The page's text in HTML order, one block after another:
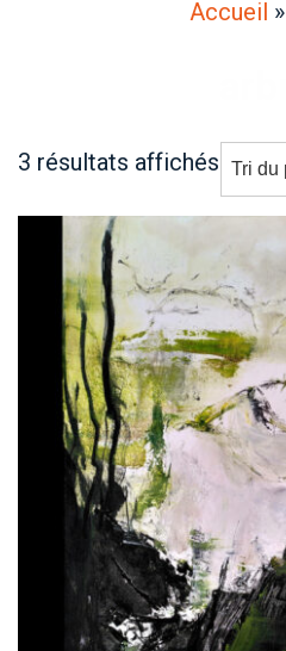
Accueil »
3 résultats affichés Trié
du
récent
au
plus
ancien